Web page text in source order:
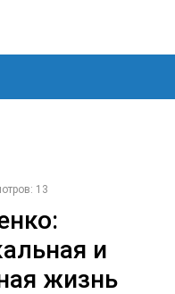
13
и
жизнь